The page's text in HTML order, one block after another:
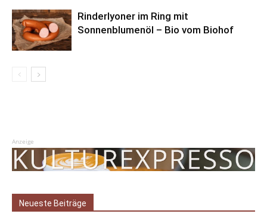
Rinderlyoner im Ring mit
Sonnenblumenöl – Bio vom Biohof
Anzeige
Neueste Beiträge